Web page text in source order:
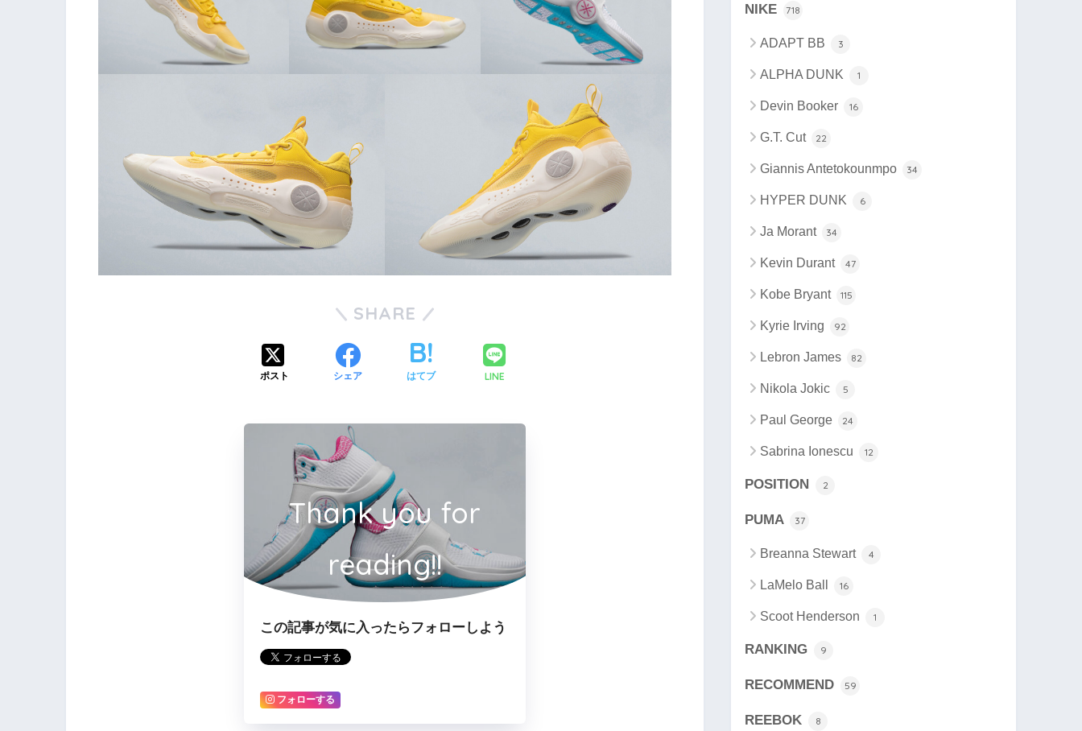
SHARE
ポスト シェア はてブ LINE
Thank you for
reading!!
この記事が気に入ったらフォローしよう
フォローする
NIKE 718
ADAPT BB 3
ALPHA DUNK 1
Devin Booker 16
G.T. Cut 22
Giannis Antetokounmpo 34
HYPER DUNK 6
Ja Morant 34
Kevin Durant 47
Kobe Bryant 115
Kyrie Irving 92
Lebron James 82
Nikola Jokic 5
Paul George 24
Sabrina Ionescu 12
POSITION 2
PUMA 37
Breanna Stewart 4
LaMelo Ball 16
Scoot Henderson 1
RANKING 9
RECOMMEND 59
REEBOK 8